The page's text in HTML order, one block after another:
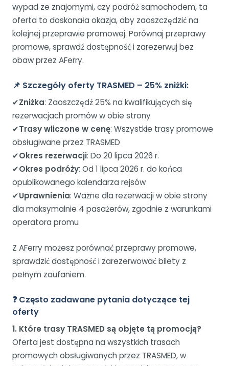
wypad ze znajomymi, czy podróż samochodem, ta
oferta to doskonała okazja, aby zaoszczędzić na
kolejnej przeprawie promowej. Porównaj przeprawy
promowe, sprawdź dostępność i zarezerwuj bez
obaw przez AFerry.
📌 Szczegóły oferty TRASMED – 25% zniżki:
✔Zniżka: Zaoszczędź 25% na kwalifikujących się
rezerwacjach promów w obie strony
✔Trasy wliczone w cenę: Wszystkie trasy promowe
obsługiwane przez TRASMED
✔Okres rezerwacji: Do 20 lipca 2026 r.
✔Okres podróży: Od 1 lipca 2026 r. do końca
opublikowanego kalendarza rejsów
✔Uprawnienia: Ważne dla rezerwacji w obie strony
dla maksymalnie 4 pasażerów, zgodnie z warunkami
operatora promu
Z AFerry możesz porównać przeprawy promowe,
sprawdzić dostępność i zarezerwować bilety z
pełnym zaufaniem.
❓ Często zadawane pytania dotyczące tej
oferty
1. Które trasy TRASMED są objęte tą promocją?
Oferta jest dostępna na wszystkich trasach
promowych obsługiwanych przez TRASMED, w